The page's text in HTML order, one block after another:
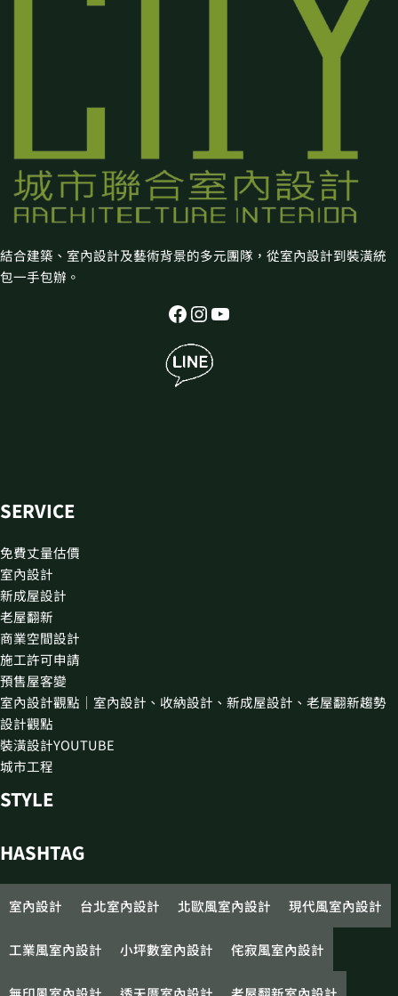
結合建築、室內設計及藝術背景的多元團隊，從室內設計到裝潢統
包一手包辦。
SERVICE
免費丈量估價
室內設計
新成屋設計
老屋翻新
商業空間設計
施工許可申請
預售屋客變
室內設計觀點｜室內設計、收納設計、新成屋設計、老屋翻新趨勢
設計觀點
裝潢設計YOUTUBE
城市工程
STYLE
HASHTAG
室內設計 台北室內設計 北歐風室內設計 現代風室內設計
工業風室內設計 小坪數室內設計 侘寂風室內設計